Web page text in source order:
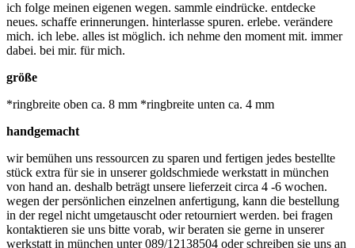
ich folge meinen eigenen wegen. sammle eindrücke. entdecke
neues. schaffe erinnerungen. hinterlasse spuren. erlebe. verändere
mich. ich lebe. alles ist möglich. ich nehme den moment mit. immer
dabei. bei mir. für mich.
größe
*ringbreite oben ca. 8 mm *ringbreite unten ca. 4 mm
handgemacht
wir bemühen uns ressourcen zu sparen und fertigen jedes bestellte
stück extra für sie in unserer goldschmiede werkstatt in münchen
von hand an. deshalb beträgt unsere lieferzeit circa 4 -6 wochen.
wegen der persönlichen einzelnen anfertigung, kann die bestellung
in der regel nicht umgetauscht oder retourniert werden. bei fragen
kontaktieren sie uns bitte vorab, wir beraten sie gerne in unserer
werkstatt in münchen unter 089/12138504 oder schreiben sie uns an